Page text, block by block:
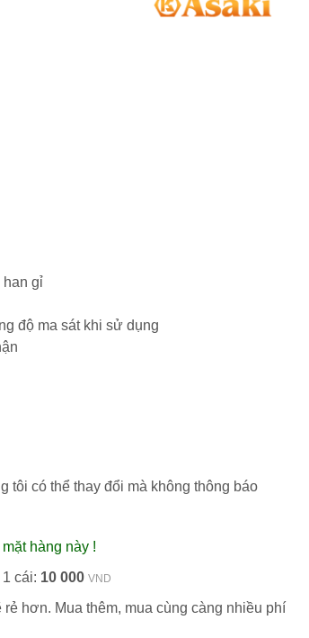
han gỉ
độ ma sát khi sử dụng
tôi có thể thay đổi mà không thông báo
hàng này !
cái: 10 000 VND
hơn. Mua thêm, mua cùng càng nhiều phí